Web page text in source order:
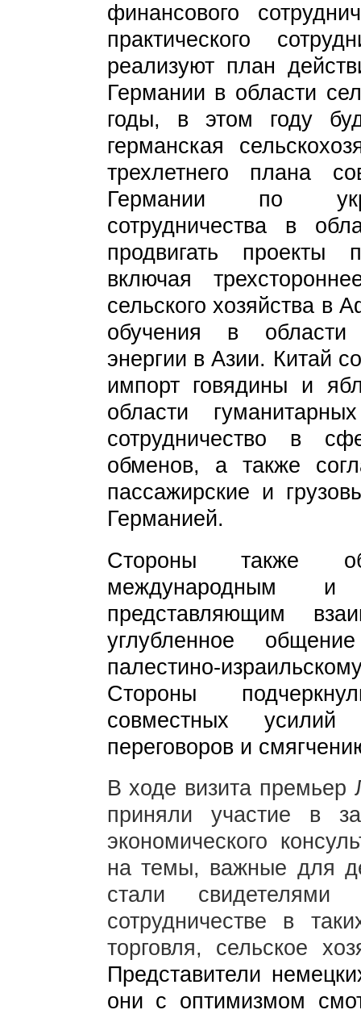
финансового
практического
реализуют план
Германии в области
годы, в этом году
германская
трехлетнего плана
Германии по
сотрудничества в
продвигать проекты
включая
сельского хозяйства в
обучения в области
энергии в Азии. Китай
импорт говядины и
области
сотрудничество в
обменов, а также
пассажирские и
Германией.
Стороны также
международным и
представляющим
углубленное
палестино-
Стороны
совместных
переговоров и
В ходе визита
приняли участие в
экономического
на темы, важные для
стали
сотрудничестве в
торговля, сельское
Представители
они с оптимизмом